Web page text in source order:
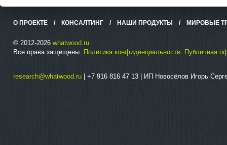
О ПРОЕКТЕ / КОНСАЛТИНГ / НАШИ ПРОДУКТЫ / МИРОВЫЕ
© 2012-2026 whatwood.ru
Все права защищены. Политика конфиденциальности. Публичная
research@whatwood.ru | +7 916 816 47 13 | ИП Новосёлов Игорь